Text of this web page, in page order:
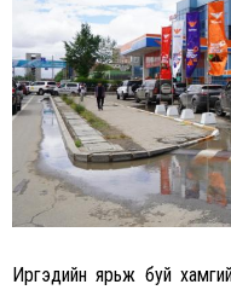
Иргэдийн ярьж буй